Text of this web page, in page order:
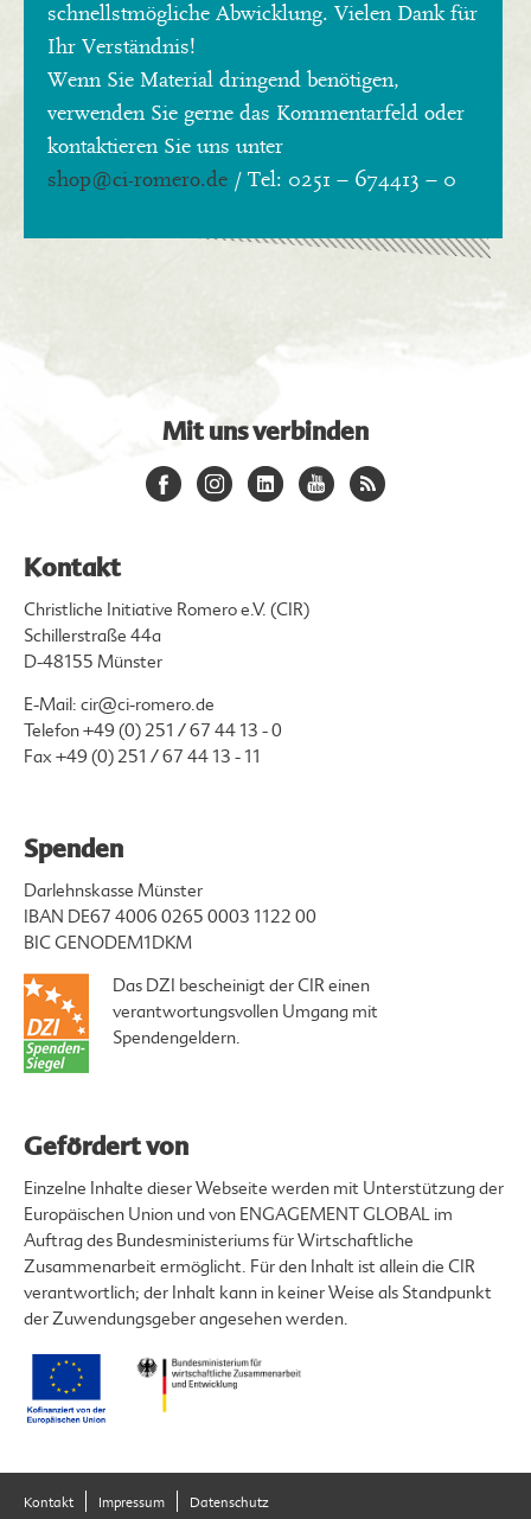
schnellstmögliche Abwicklung. Vielen Dank für
Ihr Verständnis!
Wenn Sie Material dringend benötigen,
verwenden Sie gerne das Kommentarfeld oder
kontaktieren Sie uns unter
shop@ci-romero.de / Tel: 0251 – 674413 – 0
Mit uns verbinden
Kontakt
Christliche Initiative Romero e.V. (CIR)
Schillerstraße 44a
D-48155 Münster
E-Mail: cir@ci-romero.de
Telefon+49 (0) 251 / 67 44 13 - 0
Fax +49 (0) 251 / 67 44 13 - 11
Spenden
Darlehnskasse Münster
IBAN DE67 4006 0265 0003 1122 00
BIC GENODEM1DKM
Das DZI bescheinigt der CIR einen
verantwortungsvollen Umgang mit
Spendengeldern.
Gefördert von
Einzelne Inhalte dieser Webseite werden mit Unterstützung der
Europäischen Union und von ENGAGEMENT GLOBAL im
Auftrag des Bundesministeriums für Wirtschaftliche
Zusammenarbeit ermöglicht. Für den Inhalt ist allein die CIR
verantwortlich; der Inhalt kann in keiner Weise als Standpunkt
der Zuwendungsgeber angesehen werden.
Kontakt Impressum Datenschutz